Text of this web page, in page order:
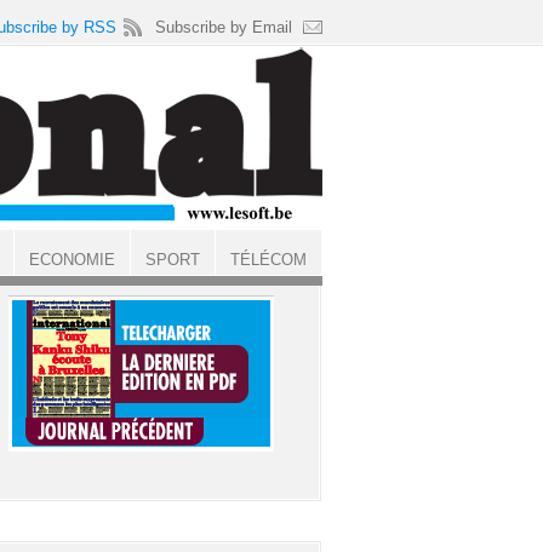
by RSS Subscribe by Email
ECONOMIE SPORT TÉLÉCOM